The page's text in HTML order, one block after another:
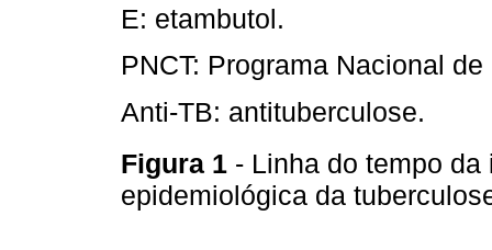
E: etambutol.
PNCT: Programa Nacional
Anti-TB: antituberculose.
Figura 1 - Linha do tempo
epidemiológica da